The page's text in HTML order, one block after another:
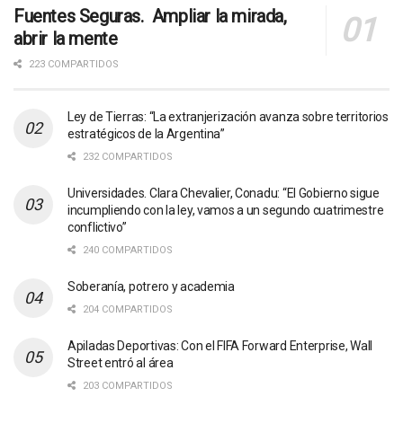
Fuentes Seguras. Ampliar la mirada,
abrir la mente
223 COMPARTIDOS
Ley de Tierras: “La extranjerización avanza sobre territorios
estratégicos de la Argentina”
232 COMPARTIDOS
Universidades. Clara Chevalier, Conadu: “El Gobierno sigue
incumpliendo con la ley, vamos a un segundo cuatrimestre
conflictivo”
240 COMPARTIDOS
Soberanía, potrero y academia
204 COMPARTIDOS
Apiladas Deportivas: Con el FIFA Forward Enterprise, Wall
Street entró al área
203 COMPARTIDOS